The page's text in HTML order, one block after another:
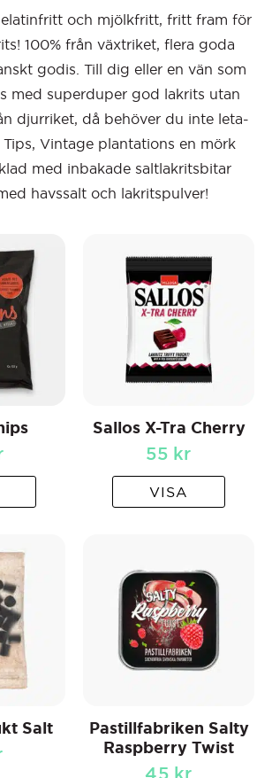
och mjölkfritt, fritt fram för
100% från växtriket, flera goda
godis. Till dig eller en vän som
med superduper god lakrits utan
djurriket, då behöver du inte leta-
Vintage plantations en mörk
med inbakade saltlakritsbitar
havssalt och lakritspulver!
Sallos X-Tra Cherry
55 kr
VISA
Salt
Pastillfabriken Salty
Raspberry Twist